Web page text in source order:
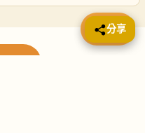
📤 分享
分享